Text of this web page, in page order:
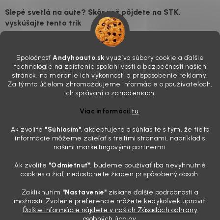
Spoločnosť Andyhoauto.sk využíva súbory cookie a ďalšie
technológie na zaistenie spoľahlivosti a bezpečnosti našich
stránok, na meranie ich výkonnosti a prispôsobenie reklamy.
Za týmto účelom zhromažďujeme informácie o používateľoch,
ich správaní a zariadeniach.
Viac informáciítu.
Ak zvolíte "Súhlasím", akceptujete a súhlasíte s tým, že tieto
informácie môžeme zdieľať s tretími stranami, napríklad s
našimi marketingovými partnermi.
Ak zvolíte "Odmietnuť", budeme používať iba nevyhnutné
cookies a žiaľ, nedostanete žiaden prispôsobený obsah.
Zakliknutím "Nastavenie" získate ďalšie podrobnosti a
možnosti. Zvolené preferencie môžete kedykoľvek upraviť.
Ďalšie informácie nájdete v našich Zásadách ochrany
Slepé svetlá na aute? Skôr než pôjdete na STK,
vyskúšajte tento trik
skutočnosti je? Často za to môžu práve „slepé“ svetlomety. Ten
mliečny, drsný povrch nie je len estetická vada. Keď slnko a soľ urobia
svoje, plexisklo začne svetlo rozptyľovať namiesto to...
Zabudnite na handru. Ak chcete mať auto naozaj čisté,
Poznáte ten moment. Vonku svieti slnko, vy sedíte v čerstvo
„upratanom“ aute, no pri pohľade na palubnú dosku vás ide poraziť. V
mriežkach ventilácie, okolo tlačidiel a v švíkoch sedačiek na vás stále
drzo pozerá prach. Handra ani vysávač tam jednodu...
Detailing nemusí stáť výplatu: 5 kúskov autokozmetiky,
31.7.2026
Sobotné ráno, káva v ruke a pred vami zaprášená kapota. Pre